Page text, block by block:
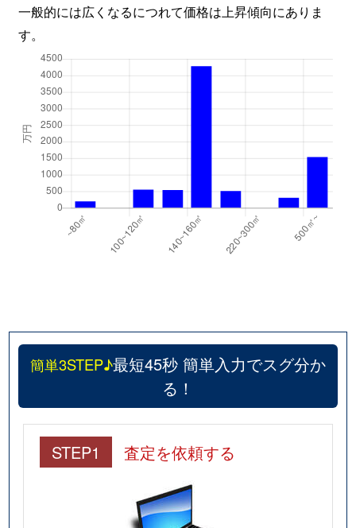
一般的には広くなるにつれて価格は上昇傾向にありま
す。
簡単3STEP♪最短45秒 簡単入力でスグ分か
る！
STEP1 査定を依頼する